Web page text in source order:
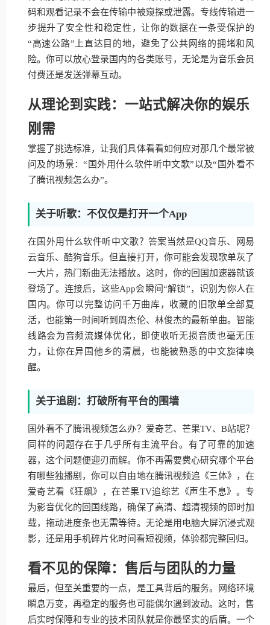
码和观看记录不会在传输中被窥探或泄露。专线传输进一
步提升了安全性和稳定性，让你的数据在一条受保护的
“高速公路”上直达目的地，避免了公共网络的拥堵和风
险。你可以放心登录国内的各类账号，无论是为音乐会员
付费还是发送弹幕互动。
从理论到实践：一站式解决你的娱乐
刚需
掌握了挑选标准，让我们具体看看如何应对那几个最常被
问及的场景：“国外用什么软件听中文歌”以及“国外看不
了腾讯视频怎么办”。
关于听歌：不仅仅是打开一个App
在国外用什么软件听中文歌？答案当然是QQ音乐、网易
云音乐、酷狗音乐。但直接打开，你可能会发现歌单灰了
一大片，热门新曲无法播放。这时，你的回国加速器就该
登场了。连接后，这些App会瞬间“解锁”，识别为你人在
国内。你可以完整访问千万曲库，收藏的旧歌单全部复
活，也能第一时间听到周杰伦、林俊杰的最新单曲。智能
线路会为音频流媒体优化，即使收听无损音质也毫无压
力，让你在异国他乡的清晨，也能被熟悉的中文旋律唤
醒。
关于追剧：打破所有平台的围墙
国外看不了腾讯视频怎么办？爱奇艺、芒果TV、B站呢？
同样的问题存在于几乎所有主流平台。有了可靠的加速
器，这个问题便迎刃而解。你不再需要费心研究哪个平台
有哪些独播剧，你可以自由地在腾讯视频追《三体》，在
爱奇艺看《狂飙》，在芒果TV追综艺《声生不息》。专
为影音优化的回国线路，确保了高清、超清视频的即时加
载，拖动进度条也无需等待。无论是用电脑大屏沉浸式观
影，还是用手机碎片化时间看短视频，体验都完整回归。
看不见的保障：售后与团队的力量
最后，但至关重要的一点，是工具背后的服务。网络环境
瞬息万变，再稳定的服务也可能偶尔遇到波动。这时，售
后实时保障和专业的技术团队就是你最坚实的后盾。一个